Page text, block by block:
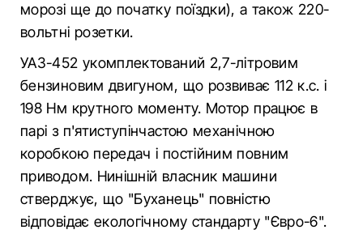
морозі ще до початку поїздки), а також 220-
вольтні розетки.
УАЗ-452 укомплектований 2,7-літровим
бензиновим двигуном, що розвиває 112 к.с. і
198 Нм крутного моменту. Мотор працює в
парі з п'ятиступінчастою механічною
коробкою передач і постійним повним
приводом. Нинішній власник машини
стверджує, що "Буханець" повністю
відповідає екологічному стандарту "Євро-6".